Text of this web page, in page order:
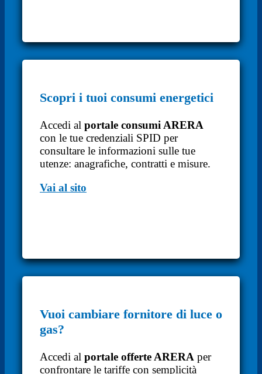
Scopri i tuoi consumi energetici
Accedi al portale consumi ARERA
con le tue credenziali SPID per
consultare le informazioni sulle tue
utenze: anagrafiche, contratti e misure.
Vai al sito
Vuoi cambiare fornitore di luce o
gas?
Accedi al portale offerte ARERA per
confrontare le tariffe con semplicità